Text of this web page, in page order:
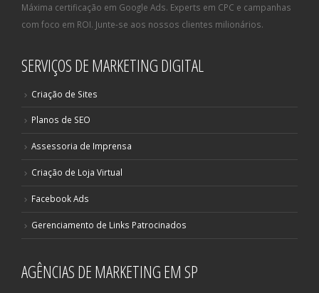
Máxima certificação em Google Ads. Experts em CPC e campanhas
com foco em ROI. Junte-se aos nossos clientes milionários.
SERVIÇOS DE MARKETING DIGITAL
Criação de Sites
Planos de SEO
Assessoria de Imprensa
Criação de Loja Virtual
Facebook Ads
Gerenciamento de Links Patrocinados
AGÊNCIAS DE MARKETING EM SP